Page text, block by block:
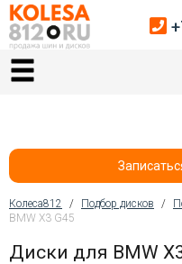
Главная
Автосервис
Вы здесь
Колеса812 / Подбор дисков /
BMW X3 G45
Диски для BMW